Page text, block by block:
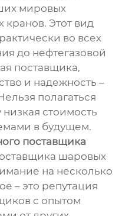
мировых
Этот вид
во всех
до нефтегазовой
поставщика,
и надежность –
полагаться
низкая стоимость
в будущем.
поставщика
шаровых
на несколько
– это репутация
с опытом